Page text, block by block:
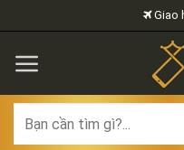
to
content
Giao
for: